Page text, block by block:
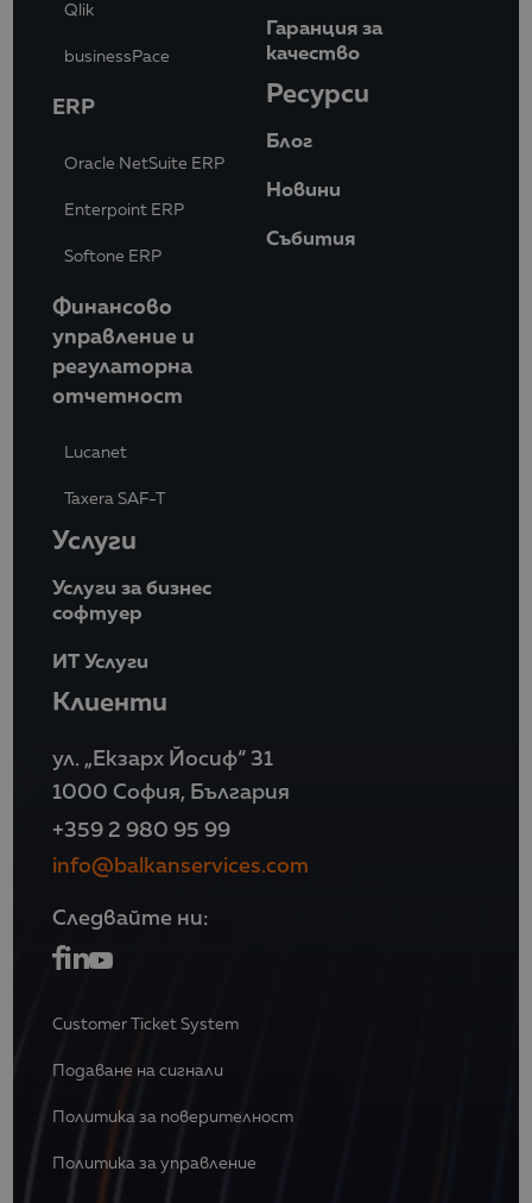
Qlik
businessPace
ERP
Oracle NetSuite ERP
Enterpoint ERP
Softone ERP
Финансово
управление и
регулаторна
отчетност
Lucanet
Taxera SAF-T
Услуги
Услуги за бизнес
софтуер
ИТ Услуги
Клиенти
Гаранция за
качество
Ресурси
Блог
Новини
Събития
ул. „Екзарх Йосиф“ 31
1000 София, България
+359 2 980 95 99
info@balkanservices.com
Следвайте ни:
Customer Ticket System
Подаване на сигнали
Политика за поверителност
Политика за управление